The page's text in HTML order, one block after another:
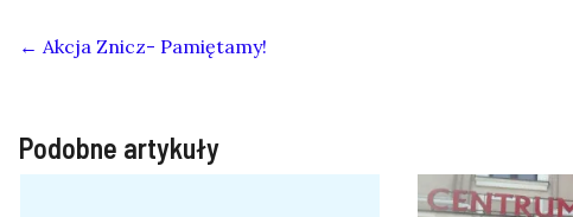
← Akcja Znicz- Pamiętamy!
Podobne artykuły